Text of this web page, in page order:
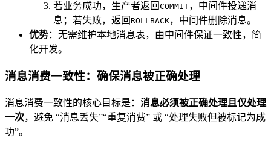
若业务成功，生产者返回 COMMIT，中间件投递消
息；若失败，返回 ROLLBACK，中间件删除消息。
优势：无需维护本地消息表，由中间件保证一致性，简
化开发。
消息消费一致性：确保消息被正确处理
消息消费一致性的核心目标是： 消息必须被正确处理且仅处理
一次，避免 “消息丢失”“重复消费” 或 “处理失败但被标记为成
功”。